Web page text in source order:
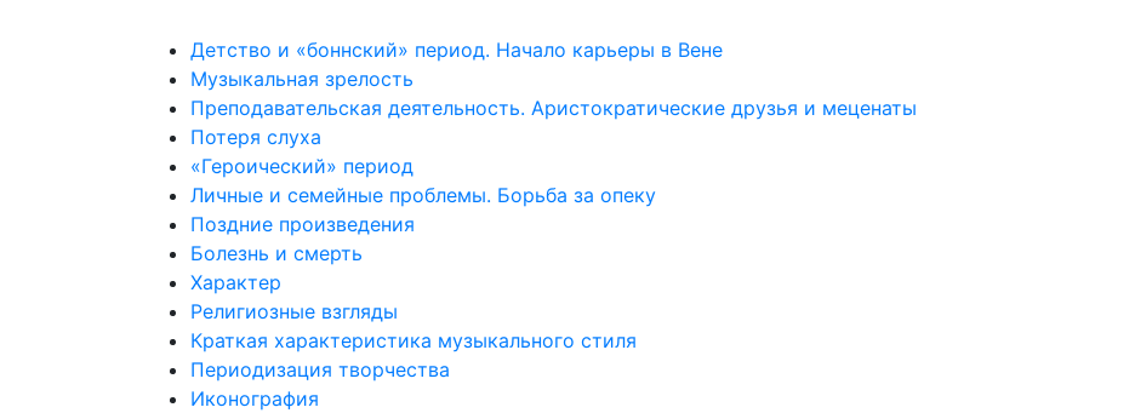
Детство и «боннский» период. Начало карьеры в Вене
Музыкальная зрелость
Преподавательская деятельность. Аристократические друзья и меценаты
Потеря слуха
«Героический» период
Личные и семейные проблемы. Борьба за опеку
Поздние произведения
Болезнь и смерть
Характер
Религиозные взгляды
Краткая характеристика музыкального стиля
Периодизация творчества
Иконография